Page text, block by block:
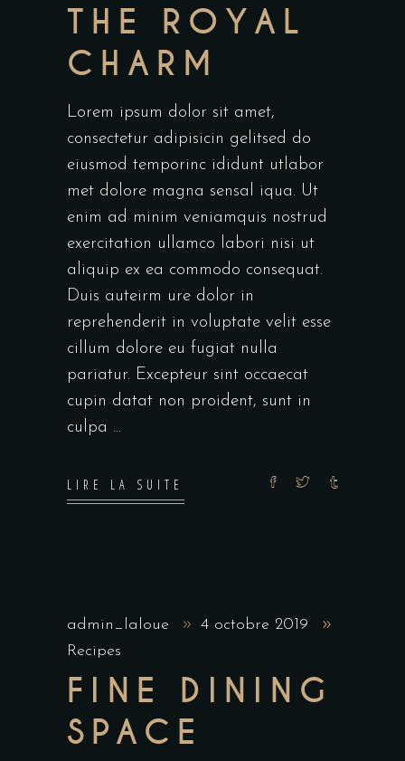
THE ROYAL
CHARM
Lorem ipsum dolor sit amet,
consectetur adipisicin gelitsed do
eiusmod temporinc ididunt utlabor
met dolore magna sensal iqua. Ut
enim ad minim veniamquis nostrud
exercitation ullamco labori nisi ut
aliquip ex ea commodo consequat.
Duis auteirm ure dolor in
reprehenderit in voluptate velit esse
cillum dolore eu fugiat nulla
pariatur. Excepteur sint occaecat
cupin datat non proident, sunt in
culpa
LIRE LA SUITE
admin_laloue
4 octobre 2019
Recipes
FINE DINING
SPACE